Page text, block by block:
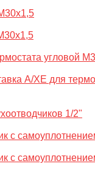
угловой
A/XE для
1/2"
с
с